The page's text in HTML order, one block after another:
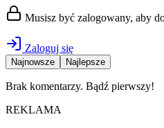
Musisz być zalogowany, aby
Zaloguj się
Najnowsze Najlepsze
Brak komentarzy. Bądź pierwszy!
REKLAMA